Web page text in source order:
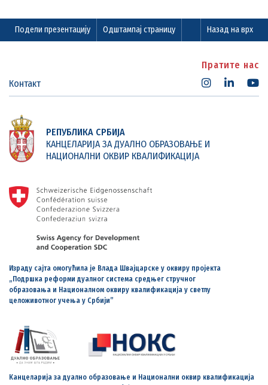
Подели презентацију Одштампај страницу Назад на врх
Контакт
Пратите нас
РЕПУБЛИКА СРБИЈА
КАНЦЕЛАРИЈА ЗА ДУАЛНО ОБРАЗОВАЊЕ И
НАЦИОНАЛНИ ОКВИР КВАЛИФИКАЦИЈА
Израду сајта омогућила је Влада Швајцарске у оквиру пројекта
„Подршка реформи дуалног система средњег стручног
образовања и Националном оквиру квалификација у светлу
целоживотног учења у Србији”
Канцеларија за дуално образовање и Национални оквир квалификација